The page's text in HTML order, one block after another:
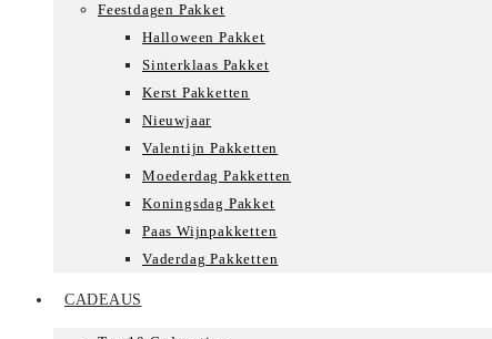
Feestdagen Pakket
Halloween Pakket
Sinterklaas Pakket
Kerst Pakketten
Nieuwjaar
Valentijn Pakketten
Moederdag Pakketten
Koningsdag Pakket
Paas Wijnpakketten
Vaderdag Pakketten
CADEAUS